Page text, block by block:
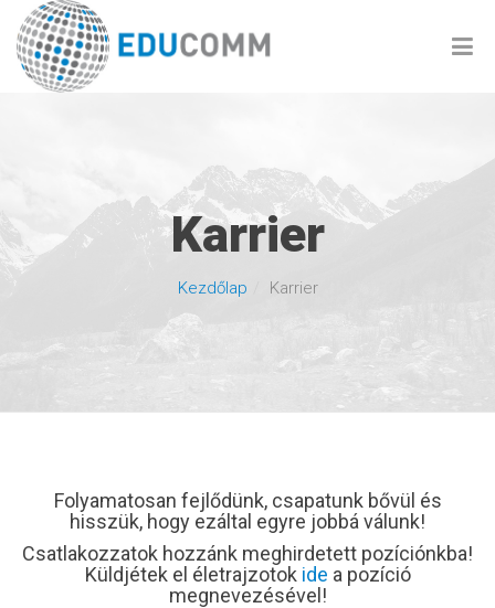
Karrier
Kezdőlap Karrier
Folyamatosan fejlődünk, csapatunk bővül és
hisszük, hogy ezáltal egyre jobbá válunk!
Csatlakozzatok hozzánk meghirdetett pozíciónkba!
Küldjétek el életrajzotok ide a pozíció
megnevezésével!